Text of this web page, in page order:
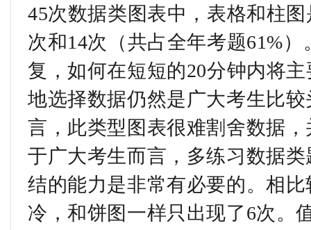
45次数据类图表中，表格和柱
次和14次（共占全年考题61%
复，如何在短短的20分钟内将
地选择数据仍然是广大考生比
言，此类型图表很难割舍数据
于广大考生而言，多练习数据
结的能力是非常有必要的。相
冷，和饼图一样只出现了6次。